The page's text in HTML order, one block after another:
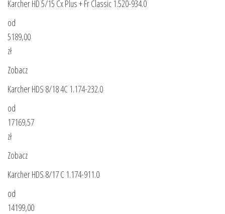
Karcher HD 5/15 Cx Plus + Fr Classic 1.520-934.0
od
5189,00
zł
Zobacz
Karcher HDS 8/18 4C 1.174-232.0
od
17169,57
zł
Zobacz
Karcher HDS 8/17 C 1.174-911.0
od
14199,00